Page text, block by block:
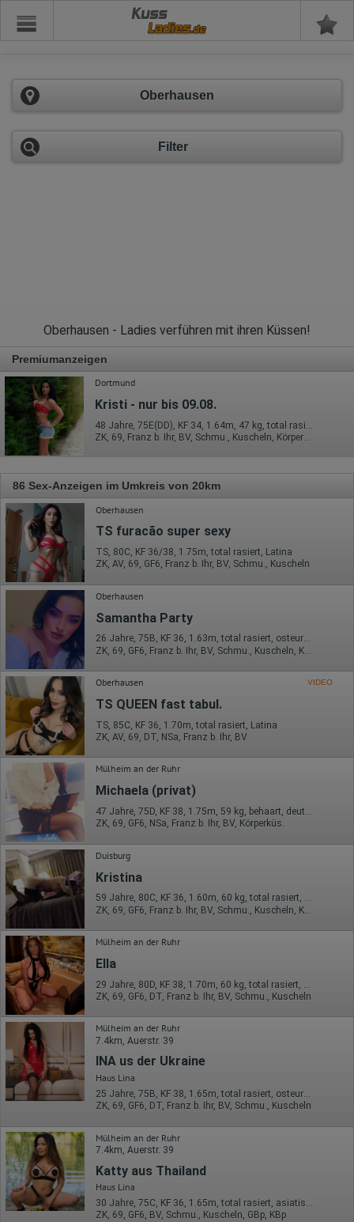
Kuss
Oberhausen
Filter
Oberhausen - Ladies verführen mit ihren Küssen!
Premiumanzeigen
Dortmund
Kristi - nur bis 09.08.
ZK, 69, Franz b. Ihr, BV, Schmu., Kuscheln, Körperküs., AV b. Ihm
86 Sex-Anzeigen im Umkreis von 20km
Oberhausen
TS furacão super sexy
TS, 80C, KF 36/38, 1.75m, total rasiert, Latina
ZK, AV, 69, GF6, Franz b. Ihr, BV, Schmu., Kuscheln
Oberhausen
Samantha Party
26 Jahre, 75B, KF 36, 1.63m, total rasiert, osteuropäisch
Oberhausen VIDEO
TS QUEEN fast tabul.
TS, 85C, KF 36, 1.70m, total rasiert, Latina
ZK, AV, 69, DT, NSa, Franz b. Ihr, BV
Mülheim an der Ruhr
Michaela (privat)
47 Jahre, 75D, KF 38, 1.75m, 59 kg, behaart, deutsch
ZK, 69, GF6, NSa, Franz b. Ihr, BV, Körperküs.
Duisburg
Kristina
59 Jahre, 80C, KF 36, 1.60m, 60 kg, total rasiert, Latina
Mülheim an der Ruhr
Ella
ZK, 69, GF6, DT, Franz b. Ihr, BV, Schmu., Kuscheln
Mülheim an der Ruhr
7.4km, Auerstr. 39
INA us der Ukraine
Haus Lina
25 Jahre, 75B, KF 38, 1.65m, total rasiert, osteuropäisch
ZK, 69, GF6, DT, Franz b. Ihr, BV, Schmu., Kuscheln
Mülheim an der Ruhr
7.4km, Auerstr. 39
Katty aus Thailand
Haus Lina
30 Jahre, 75C, KF 36, 1.65m, total rasiert, asiatisch
ZK, 69, GF6, BV, Schmu., Kuscheln, GBp, KBp